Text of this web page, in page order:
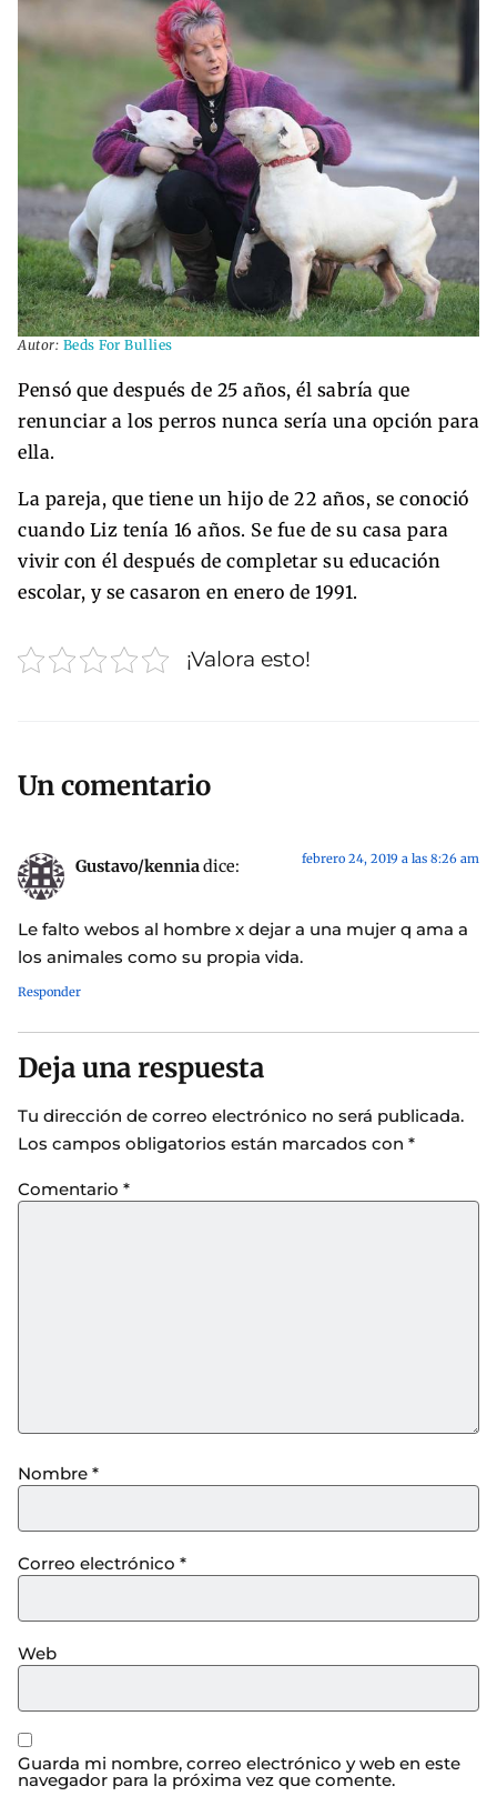
Autor: Beds For Bullies
Pensó que después de 25 años, él sabría que
renunciar a los perros nunca sería una opción para
ella.
La pareja, que tiene un hijo de 22 años, se conoció
cuando Liz tenía 16 años. Se fue de su casa para
vivir con él después de completar su educación
escolar, y se casaron en enero de 1991.
¡Valora esto!
Un comentario
Gustavo/kenniadice: febrero 24, 2019 a las 8:26 am
Le falto webos al hombre x dejar a una mujer q ama a
los animales como su propia vida.
Responder
Deja una respuesta
Tu dirección de correo electrónico no será publicada.
Los campos obligatorios están marcados con *
Comentario *
Nombre *
Correo electrónico *
Web
Guarda mi nombre, correo electrónico y web en este
navegador para la próxima vez que comente.